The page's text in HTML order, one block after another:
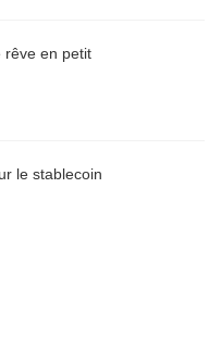
rêve en petit
le stablecoin